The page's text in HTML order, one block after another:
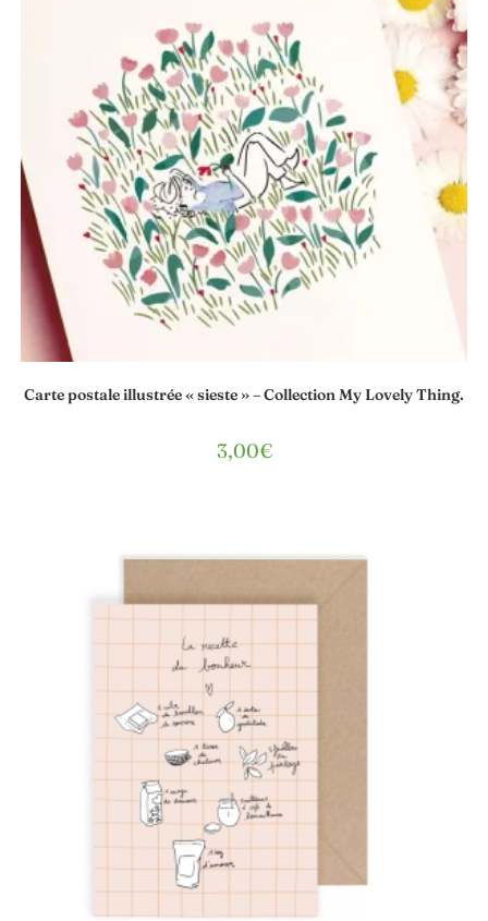
Carte postale illustrée « sieste » – Collection My Lovely Thing.
3,00€